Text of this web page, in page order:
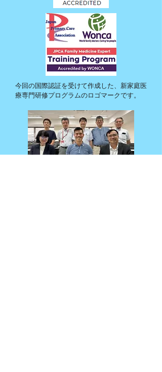
今回の国際認証を受けて作成した、新家庭医
療専門研修プログラムのロゴマークです。